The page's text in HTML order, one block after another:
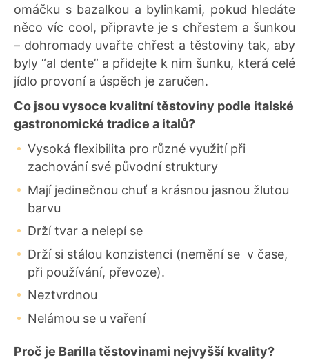
omáčku s bazalkou a bylinkami, pokud hledáte
něco víc cool, připravte je s chřestem a šunkou
– dohromady uvařte chřest a těstoviny tak, aby
byly “al dente” a přidejte k nim šunku, která celé
jídlo provoní a úspěch je zaručen.
Co jsou vysoce kvalitní těstoviny podle italské
gastronomické tradice a italů?
Vysoká flexibilita pro různé využití při
zachování své původní struktury
Mají jedinečnou chuť a krásnou jasnou žlutou
barvu
Drží tvar a nelepí se
Drží si stálou konzistenci (nemění se v čase,
při používání, převoze).
Neztvrdnou
Nelámou se u vaření
Proč je Barilla těstovinami nejvyšší kvality?